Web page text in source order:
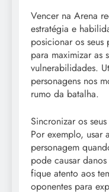
Vencer na Arena
estratégia e
posicionar os seus
para maximizar as
vulnerabilidades.
personagens nos
rumo da batalha.
Sincronizar os
Por exemplo, usar
personagem
pode causar
fique atento aos
oponentes para